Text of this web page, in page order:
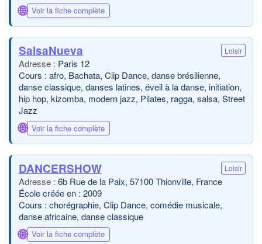
🌐 Voir la fiche complète
SalsaNueva Loisir
Paris 12
Cours : afro, Bachata, Clip Dance, danse brésilienne,
danse classique, danses latines, éveil à la danse, initiation,
hip hop, kizomba, modern jazz, Pilates, ragga, salsa, Street
Jazz
🌐 Voir la fiche complète
DANCERSHOW Loisir
6b Rue de la Paix, 57100 Thionville, France
École créée en : 2009
Cours : chorégraphie, Clip Dance, comédie musicale,
danse africaine, danse classique
🌐 Voir la fiche complète